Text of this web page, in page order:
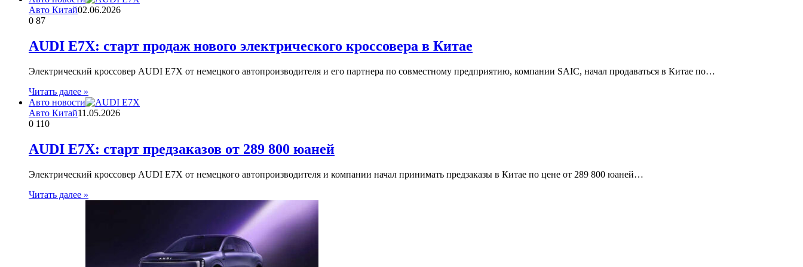
Авто Китай02.06.2026
0 87
AUDI E7X: старт продаж нового электрического кроссовера в Китае
Электрический кроссовер AUDI E7X от немецкого автопроизводителя и его партнера по совместному предприятию, компании SAIC, начал продаваться в Китае по…
Читать далее »
Авто новости
Авто Китай11.05.2026
0 110
AUDI E7X: старт предзаказов от 289 800 юаней
Электрический кроссовер AUDI E7X от немецкого автопроизводителя и компании начал принимать предзаказы в Китае по цене от 289 800 юаней…
Читать далее »